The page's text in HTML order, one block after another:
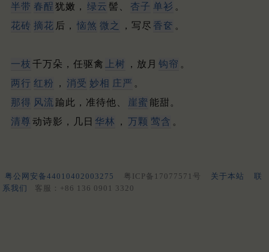
半带 春酲 犹嫩， 绿云 髻、 杏子 单衫 。
花砖 摘花 后， 恼煞 微之 ，写尽 香奁 。
一枝 千万朵，任驱禽 上树 ，放月 钩帘 。
两行 红粉 ， 消受 妙相 庄严 。
那得 风流 踰此，准待他、 崖蜜 能甜。
清尊 动诗影，几日 华林 ， 万颗 莺含 。
粤公网安备44010402003275 粤ICP备17077571号 关于本站
联
系我们
客服：+86 136 0901 3320